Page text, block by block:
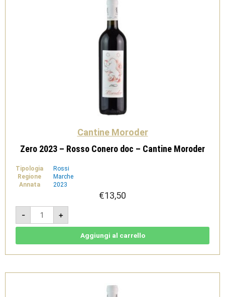
Cantine Moroder
Zero 2023 – Rosso Conero doc – Cantine Moroder
Tipologia
Rossi
Regione
Marche
Annata
2023
€13,50
-
Zero
2023
-
Rosso
Cantine
+
Aggiungi al carrello